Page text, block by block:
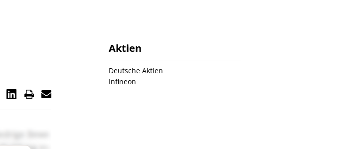
Aktien
Deutsche Aktien
Infineon